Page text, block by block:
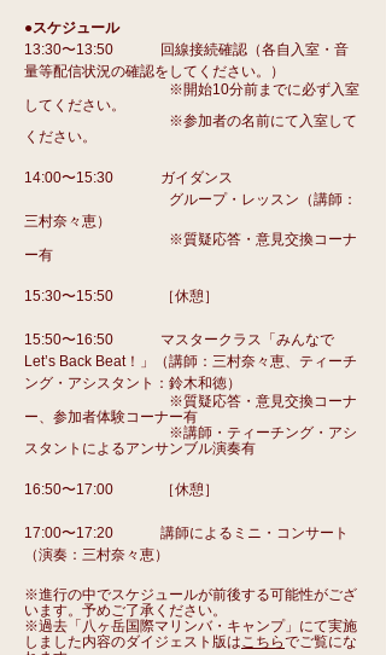
●スケジュール
13:30〜13:50 回線接続確認（各自入室・音
量等配信状況の確認をしてください。）
※開始10分前までに必ず入室
してください。
※参加者の名前にて入室して
ください。
14:00〜15:30 ガイダンス
グループ・レッスン（講師：
三村奈々恵）
※質疑応答・意見交換コーナ
ー有
15:30〜15:50 ［休憩］
15:50〜16:50 マスタークラス「みんなで
Let’s Back Beat！」（講師：三村奈々恵、ティーチ
ング・アシスタント：鈴木和徳）
※質疑応答・意見交換コーナ
ー、参加者体験コーナー有
※講師・ティーチング・アシ
スタントによるアンサンブル演奏有
16:50〜17:00 ［休憩］
17:00〜17:20 講師によるミニ・コンサート
（演奏：三村奈々恵）
​※進行の中でスケジュールが前後する可能性がござ
います。予めご了承ください。
※過去「八ヶ岳国際マリンバ・キャンプ」にて実施
しました内容のダイジェスト版はこちらでご覧にな